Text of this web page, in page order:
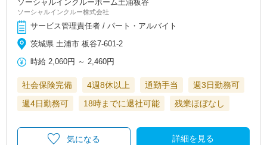
ソーシャルインクルーホーム土浦板谷
ソーシャルインクルー株式会社
サービス管理責任者 / パート・アルバイト
茨城県 土浦市 板谷7-601-2
時給 2,060円 ～2,460円
社会保険完備 4週8休以上 通勤手当
週3日勤務可
週4日勤務可
18時までに退社可能 残業ほぼなし
詳細を見る
気になる